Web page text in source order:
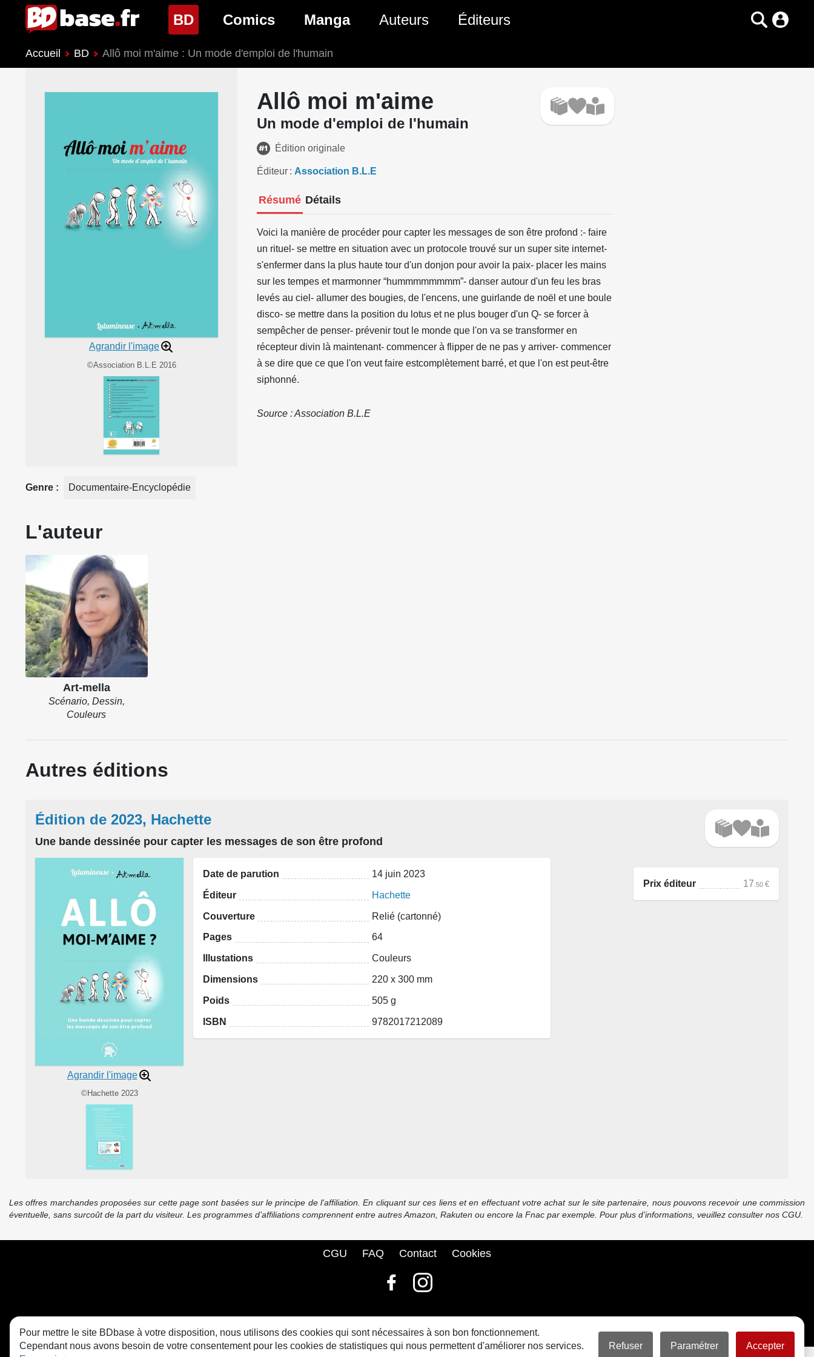
BD(page courante)
Nouveautés BD
Comics
Nouveautés Comics
Genres Comics
Manga
Nouveautés Manga
Genres Manga
Auteurs Éditeurs
Accueil BD Allô moi m'aime : Un mode d'emploi de l'humain
Agrandir l'image
©Association B.L.E 2016
Allô moi m'aime
Un mode d'emploi de l'humain
Édition originale
Éditeur Association B.L.E
Résumé Détails
Voici la manière de procéder pour capter les messages de son être profond :- faire
un rituel- se mettre en situation avec un protocole trouvé sur un super site internet-
s'enfermer dans la plus haute tour d'un donjon pour avoir la paix- placer les mains
sur les tempes et marmonner “hummmmmmmm”- danser autour d'un feu les bras
levés au ciel- allumer des bougies, de l'encens, une guirlande de noël et une boule
disco- se mettre dans la position du lotus et ne plus bouger d'un Q- se forcer à
sempêcher de penser- prévenir tout le monde que l'on va se transformer en
récepteur divin là maintenant- commencer à flipper de ne pas y arriver- commencer
à se dire que ce que l'on veut faire estcomplètement barré, et que l'on est peut-être
siphonné.
Source : Association B.L.E
Genre Documentaire-Encyclopédie
L'auteur
Art-mella
Scénario, Dessin,
Couleurs
Autres éditions
Édition de 2023, Hachette
Une bande dessinée pour capter les messages de son être profond
Agrandir l'image
©Hachette 2023
Date de parution 14 juin 2023
Éditeur Hachette
Couverture Relié (cartonné)
Pages 64
Illustations Couleurs
Dimensions 220 x 300 mm
Poids 505 g
ISBN 9782017212089
Prix éditeur 17 .50 €
Les offres marchandes proposées sur cette page sont basées sur le principe de l'affiliation. En cliquant sur ces liens et en effectuant votre achat sur le site partenaire, nous pouvons recevoir une commission
éventuelle, sans surcoût de la part du visiteur. Les programmes d’affiliations comprennent entre autres Amazon, Rakuten ou encore la Fnac par exemple. Pour plus d’informations, veuillez consulter nos CGU.
CGU FAQ Contact Cookies
© bdbase.fr 2026
Pour mettre le site BDbase à votre disposition, nous utilisons des cookies qui sont nécessaires à son bon fonctionnement.
Cependant nous avons besoin de votre consentement pour les cookies de statistiques qui nous permettent d'améliorer nos services.
Refuser Paramétrer Accepter